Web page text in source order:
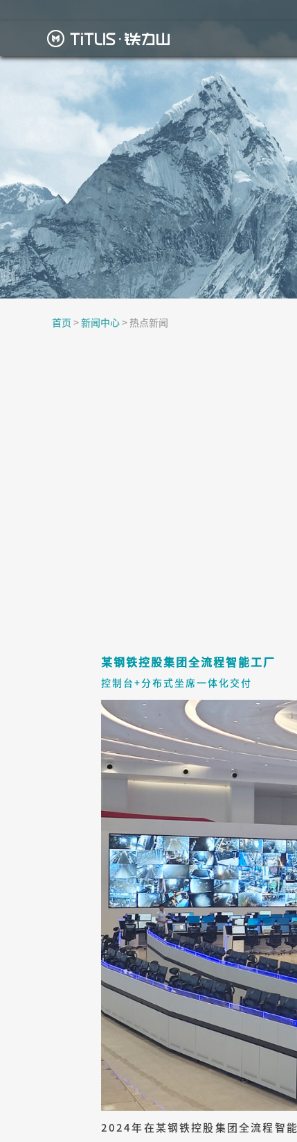
首页 > 新闻中心> 热点新闻
某钢铁控股集团全流程智能工厂
控制台+分布式坐席一体化交付
2024年在某钢铁控股集团全流程智